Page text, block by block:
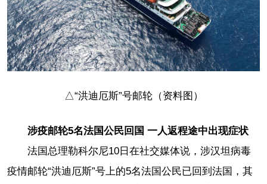
△“洪迪厄斯”号邮轮（资料图）
涉疫邮轮5名法国公民回国 一人返程途中出现症状
法国总理勒科尔尼10日在社交媒体说，涉汉坦病毒
疫情邮轮“洪迪厄斯”号上的5名法国公民已回到法国，其